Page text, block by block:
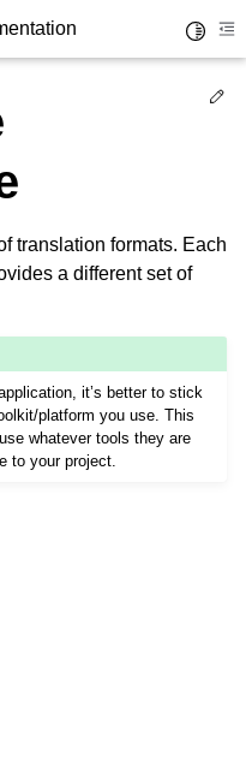
translation formats. Each
a different set of
it’s better to stick
platform you use. This
whatever tools they are
to your project.